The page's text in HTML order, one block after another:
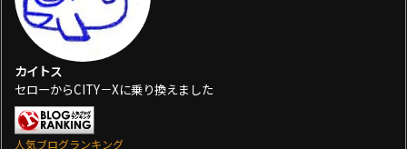
カイトス
セローからCITY－Xに乗り換えました
人気ブログランキング